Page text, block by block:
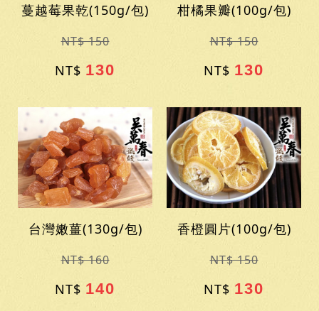
蔓越莓果乾(150g/包)
NT$ 150
NT$ 130
柑橘果瓣(100g/包)
NT$ 150
NT$ 130
台灣嫩薑(130g/包)
NT$ 160
NT$ 140
香橙圓片(100g/包)
NT$ 150
NT$ 130